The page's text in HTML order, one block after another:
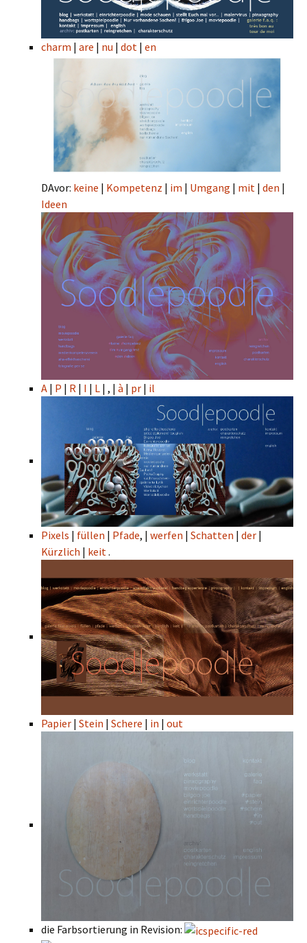
charm | are | nu | dot | en
DAvor: keine | Kompetenz | im | Umgang | mit | den |
Ideen
A | P | R | I | L | , | à | pr | il
Pixels | füllen | Pfade, | werfen | Schatten | der |
Kürzlich | keit .
Papier | Stein | Schere | in | out
die Farbsortierung in Revision: